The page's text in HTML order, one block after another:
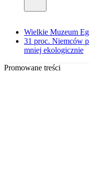
Wielkie Muzeum
31 proc. Niemców
mniej ekologicznie
Promowane treści